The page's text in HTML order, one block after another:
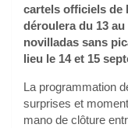
cartels officiels de
déroulera du 13
novilladas sans
lieu le 14 et 15
La programmation
surprises et
mano de clôture